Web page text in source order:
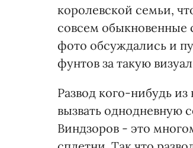
королевской семьи,
совсем обыкновенные
фото обсуждались и
фунтов за такую
Развод кого-нибудь
вызвать однодневную
Виндзоров - это